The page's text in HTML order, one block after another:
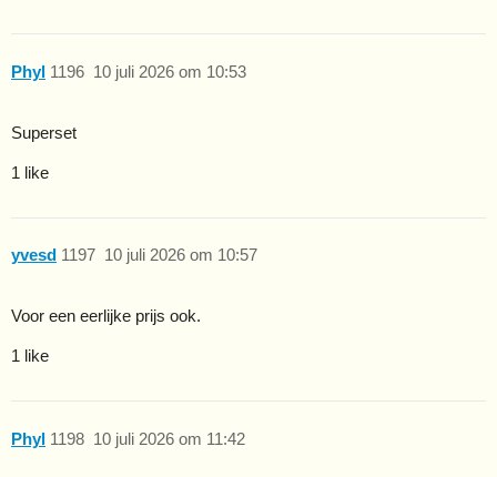
Phyl 10 juli 2026 om 10:53
1196
Superset
1 like
yvesd 10 juli 2026 om 10:57
1197
Voor een eerlijke prijs ook.
1 like
Phyl 10 juli 2026 om 11:42
1198